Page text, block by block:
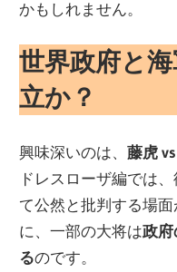
かもしれません。
世界政府と
立か？
興味深いのは、藤虎
ドレスローザ編では
て公然と批判する場
に、一部の大将は政
るのです。